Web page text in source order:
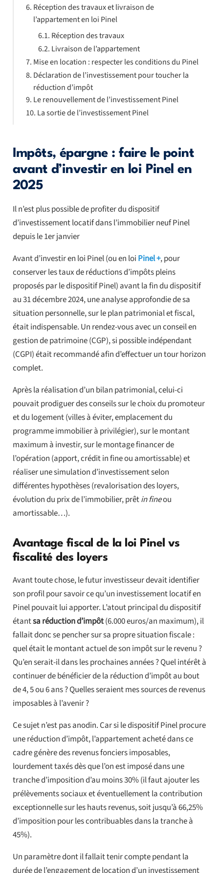
Impôts, épargne : faire le point
avant d’investir en loi Pinel en
2025
Il n’est plus possible de profiter dudispositif
d’investissement locatif dans l’immobilier neuf Pinel
depuis le 1er janvier
Avant d’investir en loi Pinel (ou en loi Pinel +, pour
conserver les taux de réductions d’impôts pleins
proposés par le dispositif Pinel) avant la fin du dispositif
au 31 décembre 2024, une analyse approfondie de sa
situation personnelle, sur le plan patrimonial et fiscal,
était indispensable. Un rendez-vous avec un conseil en
gestion de patrimoine (CGP), si possible indépendant
(CGPI) était recommandé afin d’effectuer un tour horizon
complet.
Après la réalisation d’un bilan patrimonial, celui-ci
pouvait prodiguer des conseils sur le choix du promoteur
et du logement (villes à éviter, emplacement du
programme immobilier à privilégier), sur le montant
maximum à investir, sur le montage financer de
l’opération (apport, crédit in fine ou amortissable) et
réaliser une simulation d’investissement selon
différentes hypothèses (revalorisation des loyers,
évolution du prix de l’immobilier, prêtin fineou
amortissable…).
Avantage fiscal de la loi Pinel vs
fiscalité des loyers
Avant toute chose, le futur investisseur devait identifier
son profil pour savoir ce qu’un investissement locatif en
Pinel pouvait lui apporter. L’atout principal du dispositif
étantsa réduction d’impôt(6.000 euros/an maximum), il
fallait donc se pencher sur sa propre situation fiscale :
quel était le montant actuel de son impôt sur le revenu ?
Qu’en serait-il dans les prochaines années ? Quel intérêt à
continuer de bénéficier de la réduction d’impôt au bout
de 4, 5 ou 6 ans ? Quelles seraient mes sources de revenus
imposables à l’avenir ?
Ce sujet n’est pas anodin. Car si le dispositif Pinel procure
une réduction d’impôt, l’appartement acheté dans ce
cadre génère des revenus fonciers imposables,
lourdement taxés dès que l’on est imposé dans une
tranche d’imposition d’au moins 30% (il faut ajouter les
prélèvements sociaux et éventuellement la contribution
exceptionnelle sur les hauts revenus, soit jusqu’à 66,25%
d’imposition pour les contribuables dans la tranche à
45%).
Un paramètre dont il fallait tenir compte pendant la
durée de l’engagement de location d’un investissement
Réception des travaux et livraison de
l’appartement en loi Pinel
Réception des travaux
Livraison de l’appartement
Mise en location : respecter les conditions du Pinel
Déclaration de l’investissement pour toucher la
réduction d’impôt
Le renouvellement de l’investissement Pinel
La sortie de l’investissement Pinel